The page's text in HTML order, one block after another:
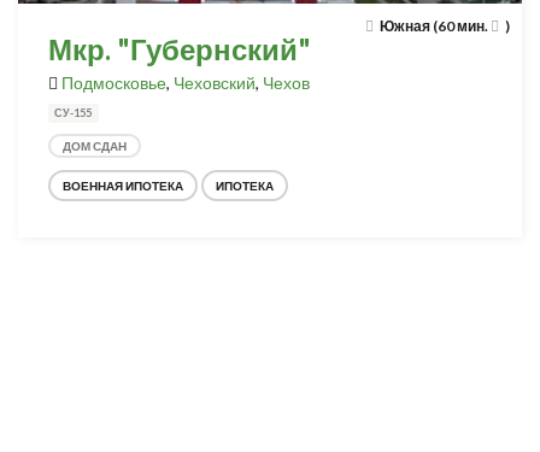
Южная (60 мин. )
Мкр. "Губернский"
Подмосковье, Чеховский, Чехов
СУ-155
ДОМ СДАН
ВОЕННАЯ ИПОТЕКА ИПОТЕКА